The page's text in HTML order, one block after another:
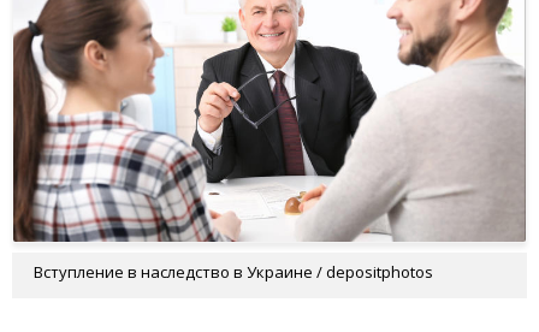
Вступление в наследство в Украине / depositphotos